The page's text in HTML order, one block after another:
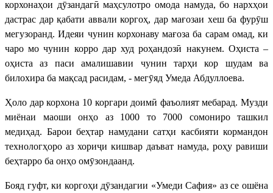
корхонаҳои дӯзандагӣ маҳсулотро омода намуда, бо нархҳои
дастрас дар қабати аввали коргоҳ, дар мағозаи хеш ба фурӯш
мегузоранд. Идеяи чунин корхонаву мағоза ба сарам омад, ки
чаро мо чунин корро дар худ роҳандозӣ накунем. Оҳиста –
оҳиста аз паси амалишавии чунин тарҳи кор шудам ва
билохира ба мақсад расидам, - мегӯяд Умеда Абдуллоева.
Ҳоло дар корхона 10 коргари доимӣ фаъолият мебарад. Музди
миёнаи маоши онҳо аз 1000 то 7000 сомониро ташкил
медиҳад. Барои беҳтар намудани сатҳи касбияти кормандон
технологҳоро аз хориҷи кишвар даъват намуда, роҳу равиши
беҳтарро ба онҳо омӯзондаанд.
Бояд гуфт, ки коргоҳи дӯзандагии «Умеди Сафия» аз се ошёна